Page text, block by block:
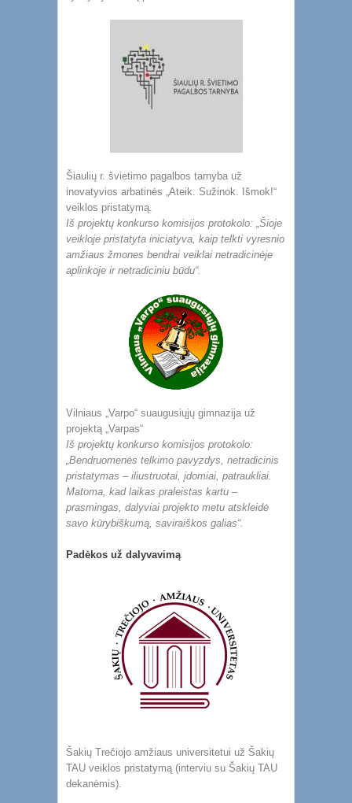
Šiaulių r. švietimo pagalbos tarnyba už
inovatyvios arbatinės „Ateik. Sužinok. Išmok!“
veiklos pristatymą.
Iš projektų konkurso komisijos protokolo: „Šioje
veikloje pristatyta iniciatyva, kaip telkti vyresnio
amžiaus žmones bendrai veiklai netradicinėje
aplinkoje ir netradiciniu būdu“.
Vilniaus „Varpo“ suaugusiųjų gimnazija už
projektą „Varpas“
Iš projektų konkurso komisijos protokolo:
„Bendruomenės telkimo pavyzdys, netradicinis
pristatymas – iliustruotai, įdomiai, patraukliai.
Matoma, kad laikas praleistas kartu –
prasmingas, dalyviai projekto metu atskleidė
savo kūrybiškumą, saviraiškos galias“.
Padėkos už dalyvavimą
Šakių Trečiojo amžiaus universitetui už Šakių
TAU veiklos pristatymą (interviu su Šakių TAU
dekanėmis).